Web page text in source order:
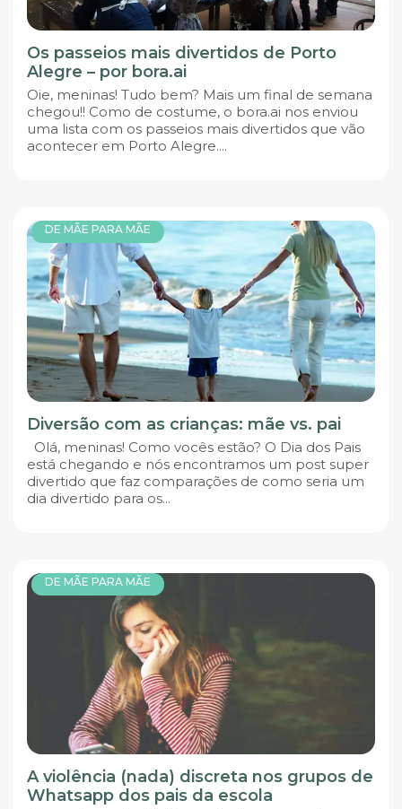
Os passeios mais divertidos de Porto
Alegre – por bora.ai
Oie, meninas! Tudo bem? Mais um final de semana
chegou!! Como de costume, o bora.ai nos enviou
uma lista com os passeios mais divertidos que vão
acontecer em Porto Alegre....
DE MÃE PARA MÃE
Diversão com as crianças: mãe vs. pai
Olá, meninas! Como vocês estão? O Dia dos Pais
está chegando e nós encontramos um post super
divertido que faz comparações de como seria um
dia divertido para os...
DE MÃE PARA MÃE
A violência (nada) discreta nos grupos de
Whatsapp dos pais da escola